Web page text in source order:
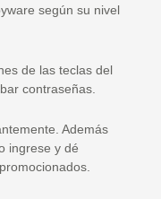
según su nivel
de las teclas del
contraseñas.
Además
ingrese y dé